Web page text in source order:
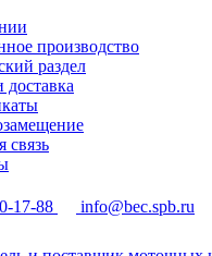
производство
раздел
доставка
связь
17-88 info@bec.spb.ru